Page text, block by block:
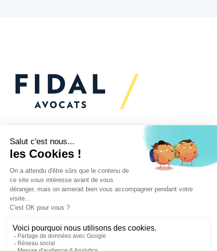
Vous souhaitez échanger
avec nous ?
Nous sommes
à votre écoute
Vos enjeux
Nos expertises